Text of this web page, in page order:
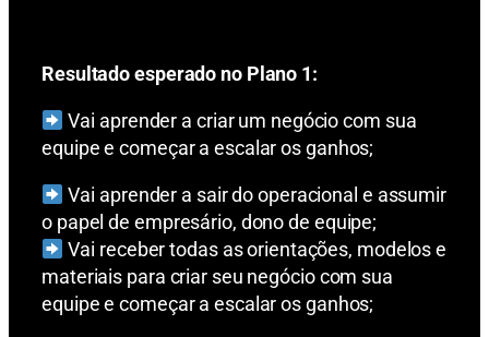
Resultado esperado no Plano 1:
Vai aprender a criar um negócio com sua
equipe e começar a escalar os ganhos;
Vai aprender a sair do operacional e assumir
o papel de empresário, dono de equipe;
Vai receber todas as orientações, modelos e
materiais para criar seu negócio com sua
equipe e começar a escalar os ganhos;